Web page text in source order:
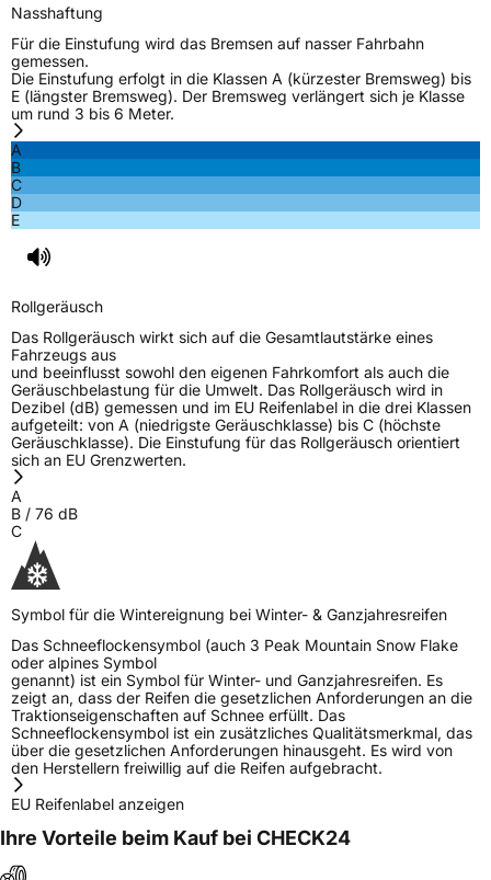
Nasshaftung
Für die Einstufung wird das Bremsen auf nasser Fahrbahn
gemessen.
Die Einstufung erfolgt in die Klassen A (kürzester Bremsweg) bis
E (längster Bremsweg). Der Bremsweg verlängert sich je Klasse
um rund 3 bis 6 Meter.
A
B
C
D
E
Rollgeräusch
Das Rollgeräusch wirkt sich auf die Gesamtlautstärke eines
Fahrzeugs aus
und beeinflusst sowohl den eigenen Fahrkomfort als auch die
Geräuschbelastung für die Umwelt. Das Rollgeräusch wird in
Dezibel (dB) gemessen und im EU Reifenlabel in die drei Klassen
aufgeteilt: von A (niedrigste Geräuschklasse) bis C (höchste
Geräuschklasse). Die Einstufung für das Rollgeräusch orientiert
sich an EU Grenzwerten.
A
B / 76 dB
C
Symbol für die Wintereignung bei Winter- & Ganzjahresreifen
Das Schneeflockensymbol (auch 3 Peak Mountain Snow Flake
oder alpines Symbol
genannt) ist ein Symbol für Winter- und Ganzjahresreifen. Es
zeigt an, dass der Reifen die gesetzlichen Anforderungen an die
Traktionseigenschaften auf Schnee erfüllt. Das
Schneeflockensymbol ist ein zusätzliches Qualitätsmerkmal, das
über die gesetzlichen Anforderungen hinausgeht. Es wird von
den Herstellern freiwillig auf die Reifen aufgebracht.
EU Reifenlabel anzeigen
Ihre Vorteile beim Kauf bei CHECK24